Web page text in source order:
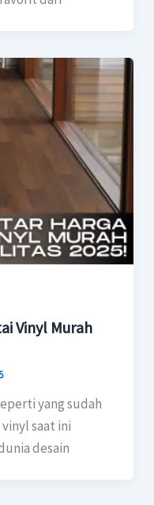
Vinyl Murah
yang sudah
saat ini
desain